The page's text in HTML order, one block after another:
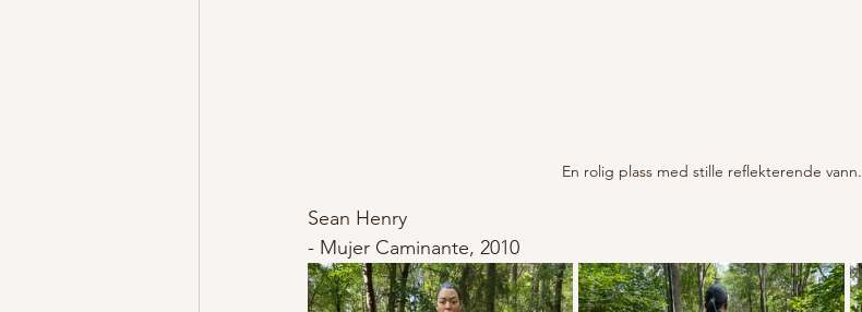
En rolig plass med stille reflekterende vann.
Sean Henry
- Mujer Caminante, 2010